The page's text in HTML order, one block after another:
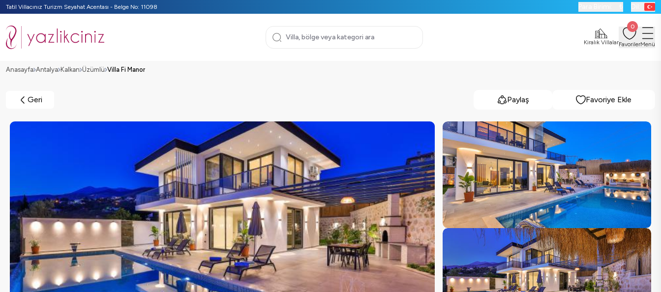
Tatil Villacınız Turizm Seyahat Acentası - Belge No: 11098
Kiralık Villalar
0
FavorilerMenü
Anasayfa Antalya Kalkan Üzümlü Villa Fi Manor
Geri Paylaş Favoriye Ekle